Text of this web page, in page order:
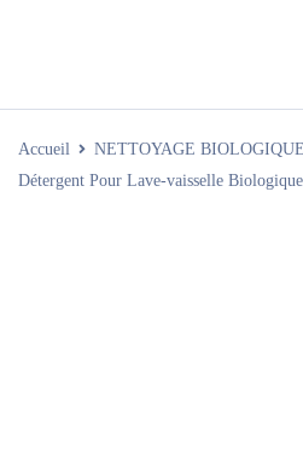
Accueil
NETTOYAGE
Détergent Pour Lave-vaisselle